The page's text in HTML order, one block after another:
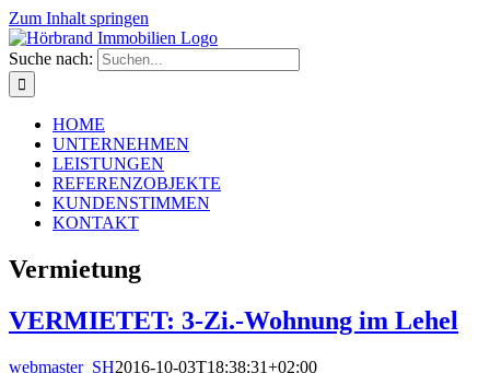
Zum Inhalt springen
Suche nach:
HOME
UNTERNEHMEN
LEISTUNGEN
REFERENZOBJEKTE
KUNDENSTIMMEN
KONTAKT
Vermietung
VERMIETET: 3-Zi.-Wohnung im Lehel
webmaster_SH2016-10-03T18:38:31+02:00